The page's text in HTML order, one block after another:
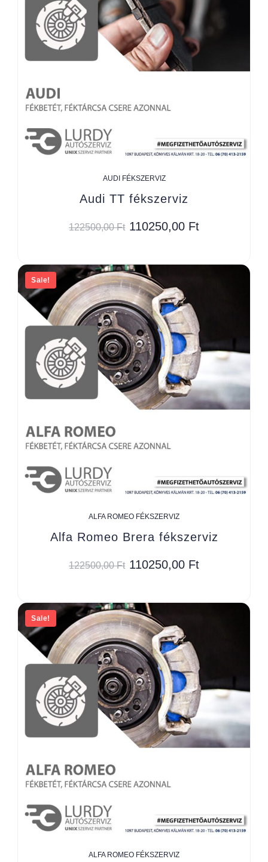
AUDI FÉKSZERVIZ
Audi TT fékszerviz
122500,00Ft 110250,00 Ft
Sale!
ALFA ROMEO FÉKSZERVIZ
Alfa Romeo Brera fékszerviz
122500,00Ft 110250,00 Ft
Sale!
ALFA ROMEO FÉKSZERVIZ